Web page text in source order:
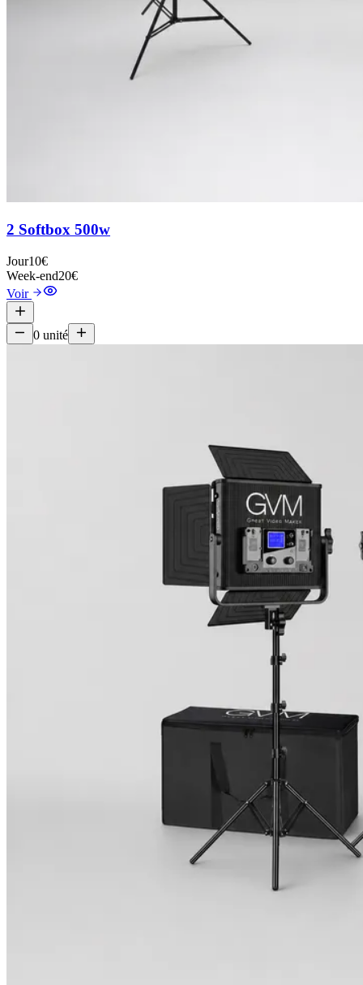
2 Softbox 500w
Jour10€
Week-end20€
Voir
0 unité